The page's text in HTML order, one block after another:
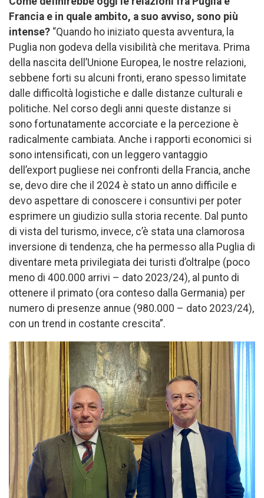
Francia e in quale ambito, a suo avviso, sono più
intense? “Quando ho iniziato questa avventura, la
Puglia non godeva della visibilità che meritava. Prima
della nascita dell’Unione Europea, le nostre relazioni,
sebbene forti su alcuni fronti, erano spesso limitate
dalle difficoltà logistiche e dalle distanze culturali e
politiche. Nel corso degli anni queste distanze si
sono fortunatamente accorciate e la percezione è
radicalmente cambiata. Anche i rapporti economici si
sono intensificati, con un leggero vantaggio
dell’export pugliese nei confronti della Francia, anche
se, devo dire che il 2024 è stato un anno difficile e
devo aspettare di conoscere i consuntivi per poter
esprimere un giudizio sulla storia recente. Dal punto
di vista del turismo, invece, c’è stata una clamorosa
inversione di tendenza, che ha permesso alla Puglia di
diventare meta privilegiata dei turisti d’oltralpe (poco
meno di 400.000 arrivi – dato 2023/24), al punto di
ottenere il primato (ora conteso dalla Germania) per
numero di presenze annue (980.000 – dato 2023/24),
con un trend in costante crescita”.